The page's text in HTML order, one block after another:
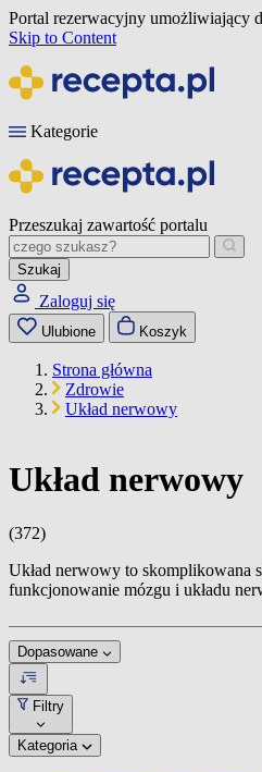
Portal rezerwacyjny umożliwiający
Skip to Content
Kategorie
Przeszukaj zawartość portalu
Szukaj
Zaloguj się
Ulubione Koszyk
Strona główna
Zdrowie
Układ nerwowy
Układ nerwowy
(372)
Układ nerwowy to skomplikowana
funkcjonowanie mózgu i układu
Dopasowane
Filtry
Kategoria